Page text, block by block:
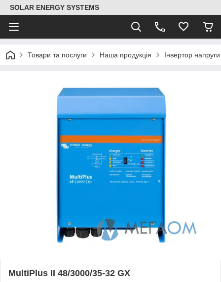
SOLAR ENERGY SYSTEMS
Товари та послуги Наша продукція Інвертор
MultiPlus II 48/3000/35-32 GX